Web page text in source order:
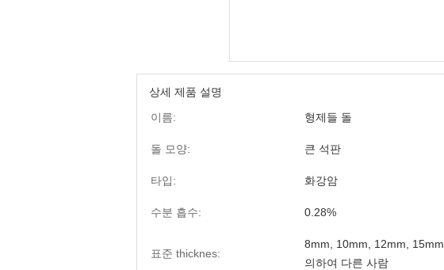
상세 제품 설명
이름:
형제들 돌
돌 모양: 큰 석판
타입: 화강암
수분 흡수: 0.28%
표준 thicknes:
8mm, 10mm, 12mm,
의하여 다른 사람